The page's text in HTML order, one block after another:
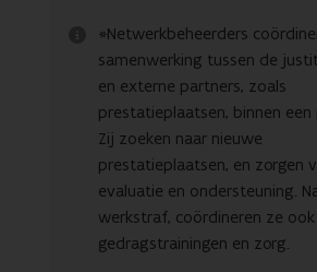
*Netwerkbeheerders
samenwerking tussen de
en externe partners, zoals
prestatieplaatsen, binnen een
Zij zoeken naar nieuwe
prestatieplaatsen, en zorgen
evaluatie en ondersteuning.
werkstraf, coördineren ze ook
gedragstrainingen en zorg.